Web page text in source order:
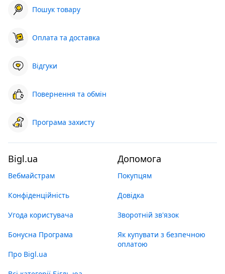
Пошук товару
Оплата та доставка
Відгуки
Повернення та обмін
Програма захисту
Bigl.ua
Вебмайстрам
Конфіденційність
Угода користувача
Бонусна Програма
Про Bigl.ua
Допомога
Покупцям
Довідка
Зворотній зв'язок
Як купувати з безпечною
оплатою